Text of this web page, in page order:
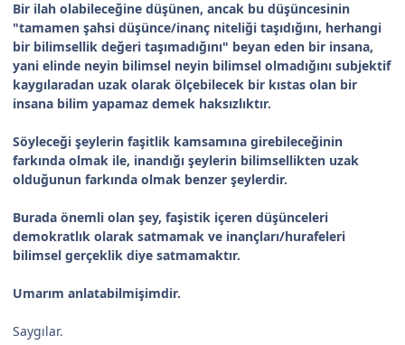
Bir ilah olabileceğine düşünen, ancak bu düşüncesinin
"tamamen şahsi düşünce/inanç niteliği taşıdığını, herhangi
bir bilimsellik değeri taşımadığını" beyan eden bir insana,
yani elinde neyin bilimsel neyin bilimsel olmadığını subjektif
kaygılaradan uzak olarak ölçebilecek bir kıstas olan bir
insana bilim yapamaz demek haksızlıktır.
Söyleceği şeylerin faşitlik kamsamına girebileceğinin
farkında olmak ile, inandığı şeylerin bilimsellikten uzak
olduğunun farkında olmak benzer şeylerdir.
Burada önemli olan şey, faşistik içeren düşünceleri
demokratlık olarak satmamak ve inançları/hurafeleri
bilimsel gerçeklik diye satmamaktır.
Umarım anlatabilmişimdir.
Saygılar.